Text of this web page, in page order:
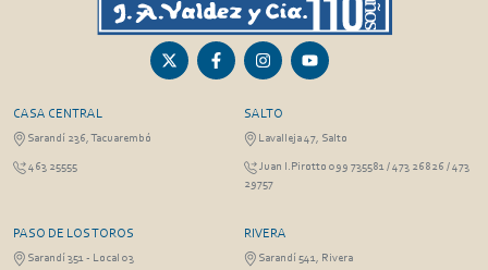
CASA CENTRAL
Sarandí 236, Tacuarembó
463 25555
SALTO
Lavalleja 47, Salto
Juan I.Pirotto 099 735581 / 473 26826 / 473
29757
PASO DE LOS TOROS
Sarandí 351 - Local 03
RIVERA
Sarandí 541, Rivera